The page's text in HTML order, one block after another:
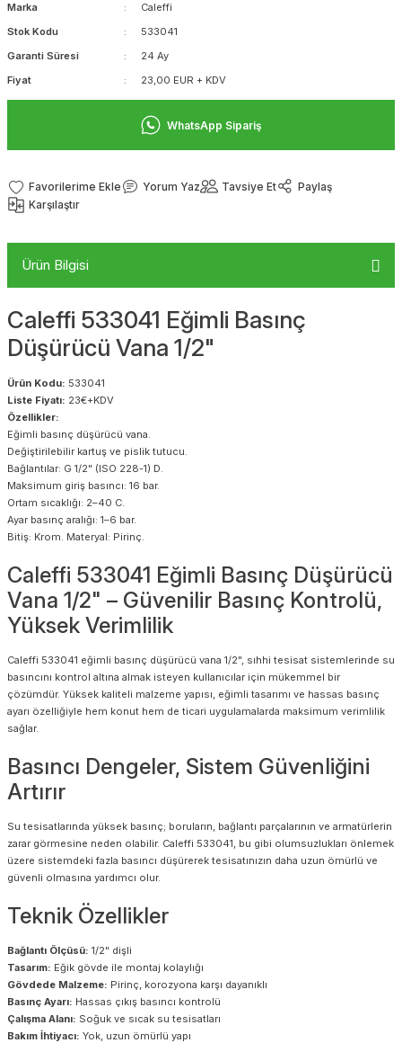
Marka
Caleffi
Stok Kodu
533041
Garanti Süresi
24 Ay
Fiyat
23,00 EUR + KDV
WhatsApp Sipariş
Yorum Yaz Tavsiye Et
Paylaş
Karşılaştır
Ürün Bilgisi
Caleffi 533041 Eğimli Basınç
Düşürücü Vana 1/2"
Ürün Kodu: 533041
Liste Fiyatı: 23€+KDV
Özellikler:
Eğimli basınç düşürücü vana.
Değiştirilebilir kartuş ve pislik tutucu.
Bağlantılar: G 1/2" (ISO 228-1) D.
Maksimum giriş basıncı: 16 bar.
Ortam sıcaklığı: 2–40 C.
Ayar basınç aralığı: 1–6 bar.
Bitiş: Krom. Materyal: Pirinç.
Caleffi 533041 Eğimli Basınç Düşürücü
Vana 1/2" – Güvenilir Basınç Kontrolü,
Yüksek Verimlilik
Caleffi 533041 eğimli basınç düşürücü vana 1/2", sıhhi tesisat sistemlerinde su
basıncını kontrol altına almak isteyen kullanıcılar için mükemmel bir
çözümdür. Yüksek kaliteli malzeme yapısı, eğimli tasarımı ve hassas basınç
ayarı özelliğiyle hem konut hem de ticari uygulamalarda maksimum verimlilik
sağlar.
Basıncı Dengeler, Sistem Güvenliğini
Artırır
Su tesisatlarında yüksek basınç; boruların, bağlantı parçalarının ve armatürlerin
zarar görmesine neden olabilir. Caleffi 533041, bu gibi olumsuzlukları önlemek
üzere sistemdeki fazla basıncı düşürerek tesisatınızın daha uzun ömürlü ve
güvenli olmasına yardımcı olur.
Teknik Özellikler
Bağlantı Ölçüsü: 1/2" dişli
Tasarım: Eğik gövde ile montaj kolaylığı
Gövdede Malzeme: Pirinç, korozyona karşı dayanıklı
Basınç Ayarı: Hassas çıkış basıncı kontrolü
Çalışma Alanı: Soğuk ve sıcak su tesisatları
Bakım İhtiyacı: Yok, uzun ömürlü yapı